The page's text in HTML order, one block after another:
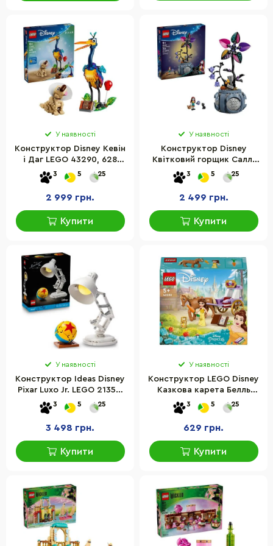
У наявності
Конструктор Disney Кевін
і Даг LEGO 43290, 628
деталей
3 5 25
2 999 грн.
Купити
У наявності
Конструктор Disney
Квітковий горщик Саллі
LEGO 43288, 346 деталей
3 5 25
2 499 грн.
Купити
У наявності
Конструктор Ideas Disney
Pixar Luxo Jr. LEGO 21357,
613 деталей
3 5 25
3 498 грн.
Купити
У наявності
Конструктор LEGO Disney
Казкова карета Белль
43233, 62 деталі
3 5 25
629 грн.
Купити